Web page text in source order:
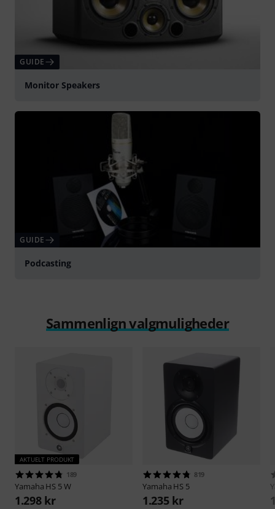
GUIDE
Monitor Speakers
GUIDE
Podcasting
Sammenlign valgmuligheder
AKTUELT PRODUKT
189
Yamaha HS 5 W
1.298 kr
819
Yamaha HS 5
1.235 kr